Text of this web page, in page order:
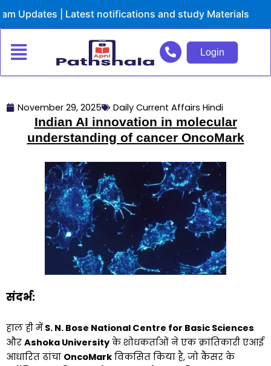
to
| Latest notifications and study Materials
Login
November 29, 2025 Daily Current Affairs Hindi
Indian AI innovation in molecular
understanding of cancer OncoMark
संदर्भ:
हाल ही में S. N. Bose National Centre for Basic Sciences
और Ashoka University के शोधकर्ताओं ने एक क्रांतिकारी एआई
आधारित ढांचा OncoMark विकसित किया है, जो कैंसर के